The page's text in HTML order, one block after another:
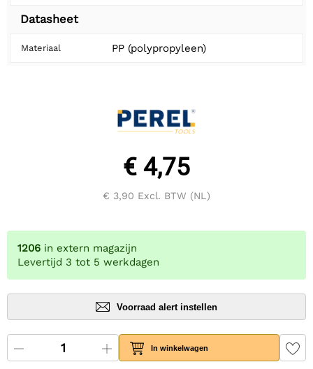
Datasheet
Materiaal PP (polypropyleen)
€ 4,75
€ 3,90 Excl. BTW (NL)
1206 in extern magazijn
Levertijd 3 tot 5 werkdagen
Voorraad alert instellen
In winkelwagen